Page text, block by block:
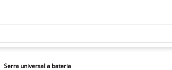
Serra universal a bateria